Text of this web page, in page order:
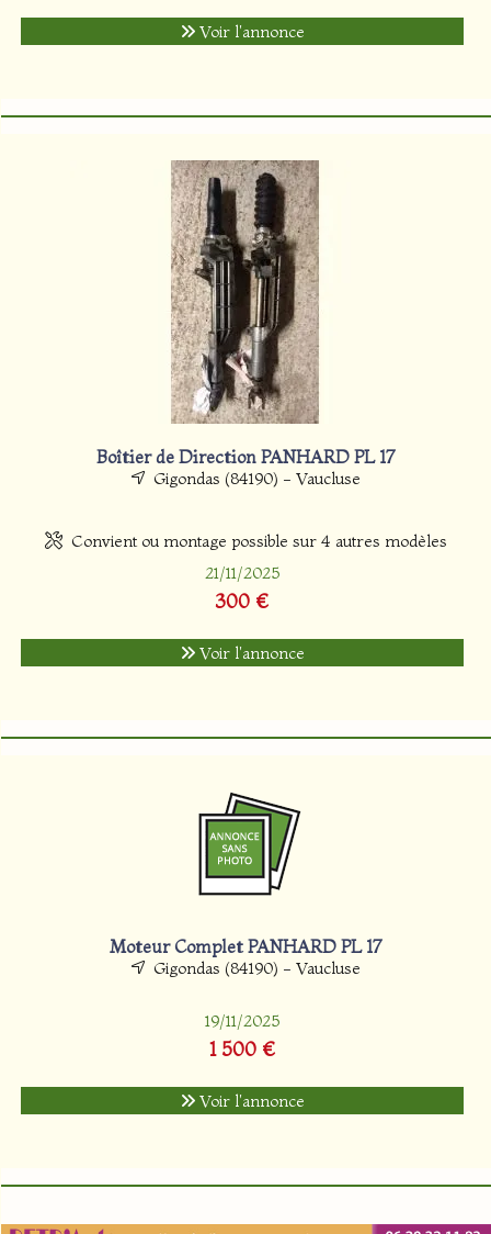
Voir l'annonce
Boîtier de Direction PANHARD PL 17
Gigondas (84190) - Vaucluse
Convient ou montage possible sur 4 autres modèles
21/11/2025
300 €
Voir l'annonce
Moteur Complet PANHARD PL 17
Gigondas (84190) - Vaucluse
19/11/2025
1 500 €
Voir l'annonce